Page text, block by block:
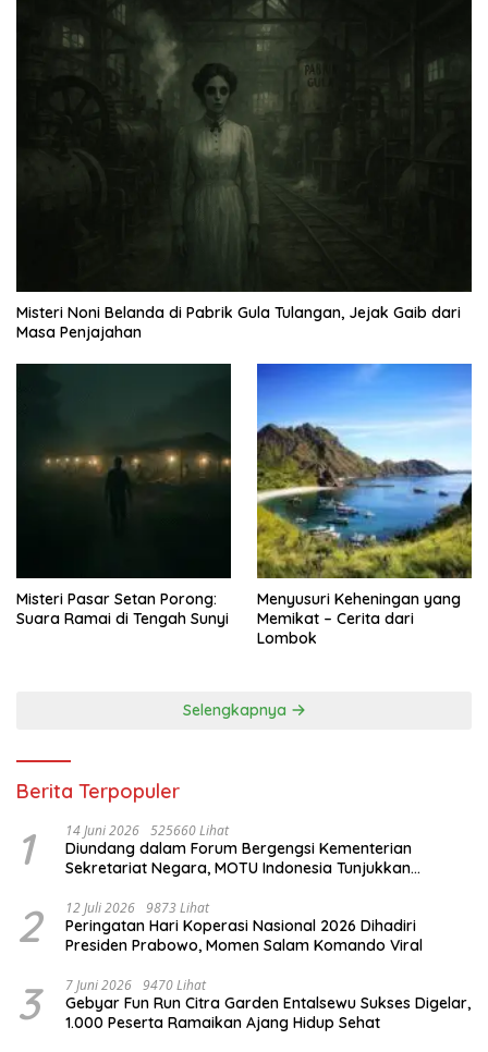
Misteri Noni Belanda di Pabrik Gula Tulangan, Jejak Gaib dari
Masa Penjajahan
Misteri Pasar Setan Porong:
Suara Ramai di Tengah Sunyi
Menyusuri Keheningan yang
Memikat – Cerita dari
Lombok
Selengkapnya
Berita Terpopuler
1 14 Juni 2026 525660 Lihat
Diundang dalam Forum Bergengsi Kementerian
Sekretariat Negara, MOTU Indonesia Tunjukkan
2 12 Juli 2026 9873 Lihat
Peringatan Hari Koperasi Nasional 2026 Dihadiri
Presiden Prabowo, Momen Salam Komando Viral
3 7 Juni 2026 9470 Lihat
Gebyar Fun Run Citra Garden Entalsewu Sukses Digelar,
1.000 Peserta Ramaikan Ajang Hidup Sehat